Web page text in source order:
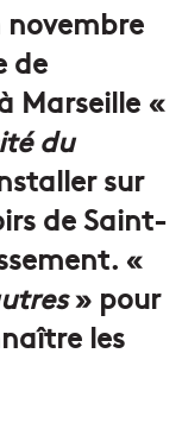
novembre
de
Marseille «
du
sur
de Saint-
«
» pour
les